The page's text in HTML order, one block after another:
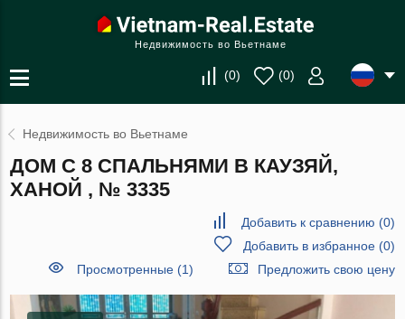
Недвижимость во Вьетнаме
(0) (0)
Недвижимость во Вьетнаме
ДОМ С 8 СПАЛЬНЯМИ В КАУЗЯЙ,
ХАНОЙ , № 3335
Добавить к сравнению (0)
Добавить в избранное(0)
Просмотренные (1)
Предложить свою цену